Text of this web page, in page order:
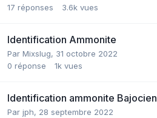
17 réponses 3.6k vues
Identification Ammonite
Par Mixslug, 31 octobre 2022
0 réponse 1k vues
Identification ammonite Bajocien
Par jph, 28 septembre 2022